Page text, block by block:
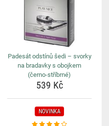
Padesát odstínů šedi – svorky
na bradavky s obojkem
(černo-stříbrné)
539 Kč
NOVINKA